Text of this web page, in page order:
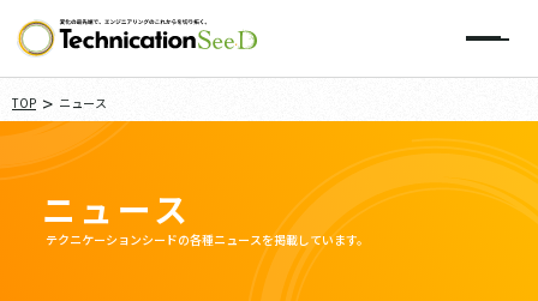
TOP > ニュース
ニュース
テクニケーションシードの各種ニュースを掲載しています。